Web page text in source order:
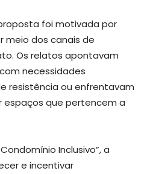
foi motivada por
meio dos canais de
Os relatos apontavam
necessidades
resistência ou enfrentavam
espaços que pertencem a
Inclusivo”, a
e incentivar